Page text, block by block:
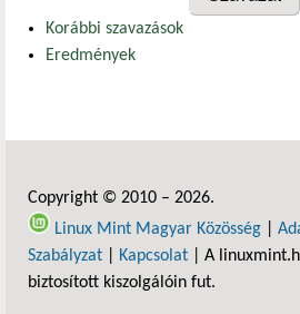
Korábbi szavazások
Eredmények
Copyright © 2010 – 2026.
Linux Mint Magyar Közösség
Szabályzat
Kapcsolat | A
biztosított kiszolgálóin fut.